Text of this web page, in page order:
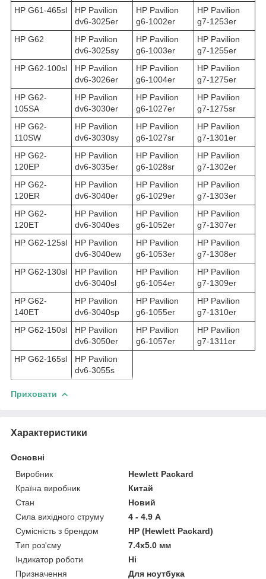
HP G61-465sl
HP Pavilion
dv6-3025er
HP Pavilion
g6-1002er
HP Pavilion
g7-1253er
HP G62
HP Pavilion
dv6-3025sy
HP Pavilion
g6-1003er
HP Pavilion
g7-1255er
HP G62-100sl
HP Pavilion
dv6-3026er
HP Pavilion
g6-1004er
HP Pavilion
g7-1275er
HP G62-
105SA
HP Pavilion
dv6-3030er
HP Pavilion
g6-1027er
HP Pavilion
g7-1275sr
HP G62-
110SW
HP Pavilion
dv6-3030sy
HP Pavilion
g6-1027sr
HP Pavilion
g7-1301er
HP G62-
120EP
HP Pavilion
dv6-3035er
HP Pavilion
g6-1028sr
HP Pavilion
g7-1302er
HP G62-
120ER
HP Pavilion
dv6-3040er
HP Pavilion
g6-1029er
HP Pavilion
g7-1303er
HP G62-
120ET
HP Pavilion
dv6-3040es
HP Pavilion
g6-1052er
HP Pavilion
g7-1307er
HP G62-125sl
HP Pavilion
dv6-3040ew
HP Pavilion
g6-1053er
HP Pavilion
g7-1308er
HP G62-130sl
HP Pavilion
dv6-3040sl
HP Pavilion
g6-1054er
HP Pavilion
g7-1309er
HP G62-
140ET
HP Pavilion
dv6-3040sp
HP Pavilion
g6-1055er
HP Pavilion
g7-1310er
HP G62-150sl
HP Pavilion
dv6-3050er
HP Pavilion
g6-1057er
HP Pavilion
g7-1311er
HP G62-165sl
HP Pavilion
dv6-3055s
Приховати
Характеристики
Основні
Виробник
Hewlett Packard
Країна виробник
Китай
Стан
Новий
Сила вихідного струму
4 - 4.9 А
Сумісність з брендом
HP (Hewlett Packard)
Тип роз'єму
7.4x5.0 мм
Індикатор роботи
Ні
Призначення
Для ноутбука